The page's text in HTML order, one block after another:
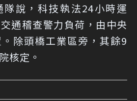
說，科技執法24小時運
通稽查警力負荷，由中央
除頭橋工業區旁，其餘9
核定。